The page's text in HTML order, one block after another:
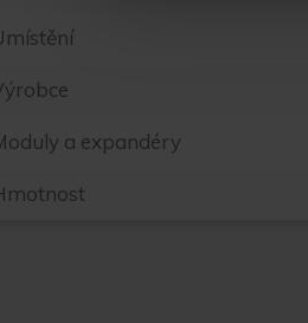
a expandéry